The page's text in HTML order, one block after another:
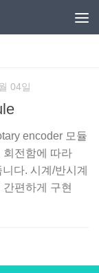
04일
encoder 모듈
회전함에 따라
다. 시계/반시계
편하게 구현